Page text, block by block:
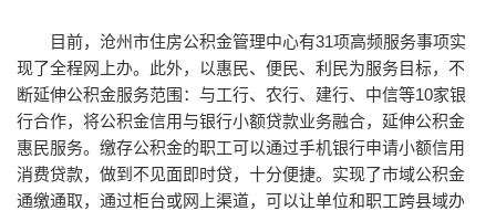
目前，沧州市住房公积金管理中心有31项高频服务事项实
现了全程网上办。此外，以惠民、便民、利民为服务目标，不
断延伸公积金服务范围：与工行、农行、建行、中信等10家银
行合作，将公积金信用与银行小额贷款业务融合，延伸公积金
惠民服务。缴存公积金的职工可以通过手机银行申请小额信用
消费贷款，做到不见面即时贷，十分便捷。实现了市域公积金
通缴通取，通过柜台或网上渠道，可以让单位和职工跨县域办